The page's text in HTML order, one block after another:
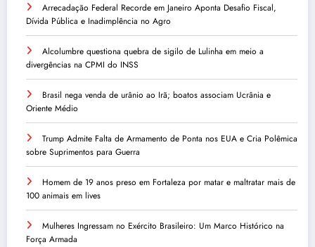
Arrecadação Federal Recorde em Janeiro Aponta Desafio Fiscal,
Dívida Pública e Inadimplência no Agro
Alcolumbre questiona quebra de sigilo de Lulinha em meio a
divergências na CPMI do INSS
Brasil nega venda de urânio ao Irã; boatos associam Ucrânia e
Oriente Médio
Trump Admite Falta de Armamento de Ponta nos EUA e Cria Polêmica
sobre Suprimentos para Guerra
Homem de 19 anos preso em Fortaleza por matar e maltratar mais de
100 animais em lives
Mulheres Ingressam no Exército Brasileiro: Um Marco Histórico na
Força Armada